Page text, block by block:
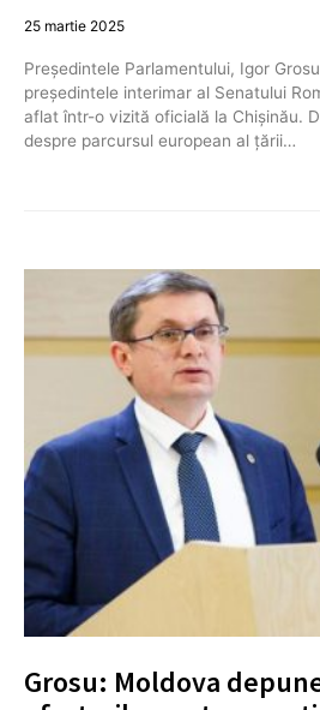
25 martie 2025
Președintele Parlamentului, Igor
președintele interimar al Senatului
aflat într-o vizită oficială la Chișinău.
despre parcursul european al țării…
Grosu: Moldova